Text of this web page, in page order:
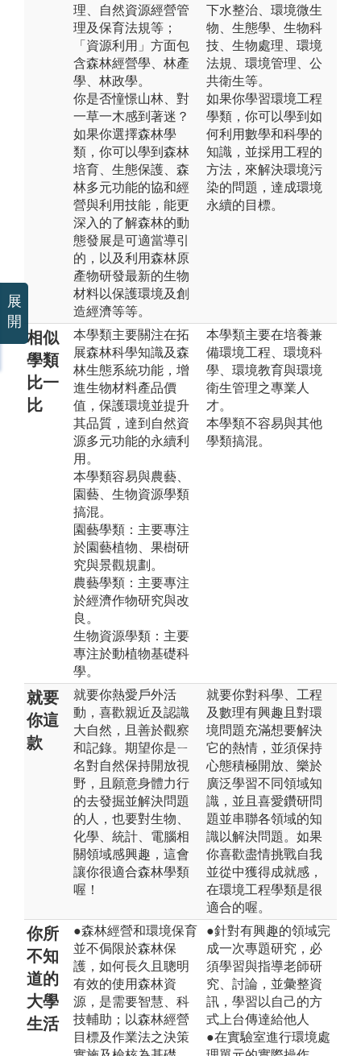
理、自然資源經營管
理及保育法規等；
「資源利用」方面包
含森林經營學、林產
學、林政學。
你是否憧憬山林、對
一草一木感到著迷？
如果你選擇森林學
類，你可以學到森林
培育、生態保護、森
林多元功能的協和經
營與利用技能，能更
深入的了解森林的動
態發展是可適當導引
的，以及利用森林原
產物研發最新的生物
材料以保護環境及創
造經濟等等。
下水整治、環境微生
物、生態學、生物科
技、生物處理、環境
法規、環境管理、公
共衛生等。
如果你學習環境工程
學類，你可以學到如
何利用數學和科學的
知識，並採用工程的
方法，來解決環境污
染的問題，達成環境
永續的目標。
相似
學類
比一
比
本學類主要關注在拓
展森林科學知識及森
林生態系統功能，增
進生物材料產品價
值，保護環境並提升
其品質，達到自然資
源多元功能的永續利
用。
本學類容易與農藝、
園藝、生物資源學類
搞混。
園藝學類：主要專注
於園藝植物、果樹研
究與景觀規劃。
農藝學類：主要專注
於經濟作物研究與改
良。
生物資源學類：主要
專注於動植物基礎科
學。
本學類主要在培養兼
備環境工程、環境科
學、環境教育與環境
衛生管理之專業人
才。
本學類不容易與其他
學類搞混。
就要
你這
款
就要你熱愛戶外活
動，喜歡親近及認識
大自然，且善於觀察
和記錄。期望你是ㄧ
名對自然保持開放視
野，且願意身體力行
的去發掘並解決問題
的人，也要對生物、
化學、統計、電腦相
關領域感興趣，這會
讓你很適合森林學類
喔！
就要你對科學、工程
及數理有興趣且對環
境問題充滿想要解決
它的熱情，並須保持
心態積極開放、樂於
廣泛學習不同領域知
識，並且喜愛鑽研問
題並串聯各領域的知
識以解決問題。如果
你喜歡盡情挑戰自我
並從中獲得成就感，
在環境工程學類是很
適合的喔。
你所
不知
道的
大學
生活
●森林經營和環境保育
並不侷限於森林保
護，如何長久且聰明
有效的使用森林資
源，是需要智慧、科
技輔助；以森林經營
目標及作業法之決策
●針對有興趣的領域完
成一次專題研究，必
須學習與指導老師研
究、討論，並彙整資
訊，學習以自己的方
式上台傳達給他人
●在實驗室進行環境處
展
開